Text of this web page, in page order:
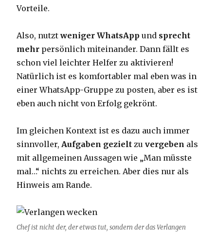
Vorteile.
Also, nutztweniger WhatsApp und sprecht
mehr persönlich miteinander. Dann fällt es
schon viel leichter Helfer zu aktivieren!
Natürlich ist es komfortabler mal eben was in
einer WhatsApp-Gruppe zu posten, aber es ist
eben auch nicht von Erfolg gekrönt.
Im gleichen Kontext ist es dazu auch immer
sinnvoller,Aufgaben gezielt zuvergeben als
mit allgemeinen Aussagen wie „Man müsste
mal…“ nichts zu erreichen. Aber dies nur als
Hinweis am Rande.
Chef ist nicht der, der etwas tut, sondern der das Verlangen